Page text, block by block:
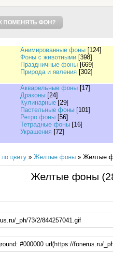
ПОМЕНЯТЬ ФОН?
Анимированные фоны [124]
Фоны с животными [398]
Праздничные фоны [669]
Природа и явления [302]
Акварельные фоны [17]
Драконы [24]
Кулинарные [29]
Пастельные фоны [101]
Ретро фоны [56]
Тетрадные фоны [16]
Украшения [72]
цвету » Желтые фоны » Желтые
Желтые фоны